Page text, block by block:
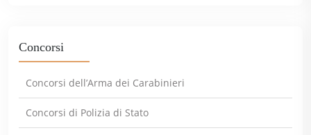
Concorsi
Concorsi dell’Arma dei Carabinieri
Concorsi di Polizia di Stato